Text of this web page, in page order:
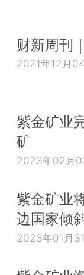
财新周刊
2021年12月
紫金矿业
矿
2023年02月
紫金矿业
边国家倾
2023年01月